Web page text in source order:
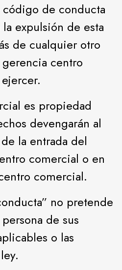
de conducta
expulsión de esta
de cualquier otro
centro
es propiedad
devengarán al
la entrada del
comercial o en
comercial.
no pretende
de sus
o las